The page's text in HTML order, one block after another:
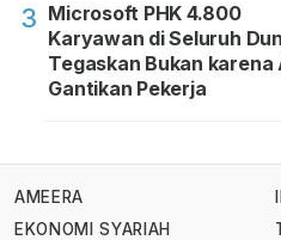
3 Microsoft PHK 4.800
Karyawan di Seluruh
Tegaskan Bukan karena
Gantikan Pekerja
AMEERA
EKONOMI SYARIAH